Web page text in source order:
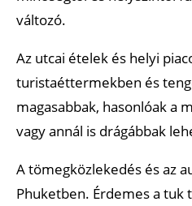
változó.
Az utcai ételek és helyi
turistaéttermekben és
magasabbak, hasonlóak a
vagy annál is drágábbak
A tömegközlekedés és az
Phuketben. Érdemes a tuk